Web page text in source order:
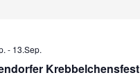
Krebbelchensfest
- 13.Sep.